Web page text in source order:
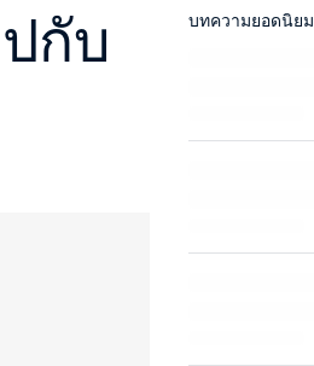
กับ บทความยอดนิยม